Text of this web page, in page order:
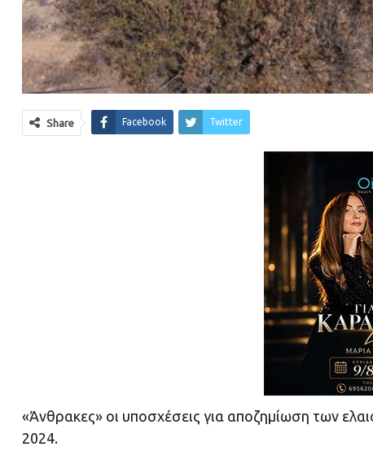
Share Facebook Twitter
«Άνθρακες» οι υποσχέσεις για αποζημίωση των
2024.